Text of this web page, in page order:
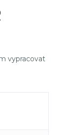
vypracovat